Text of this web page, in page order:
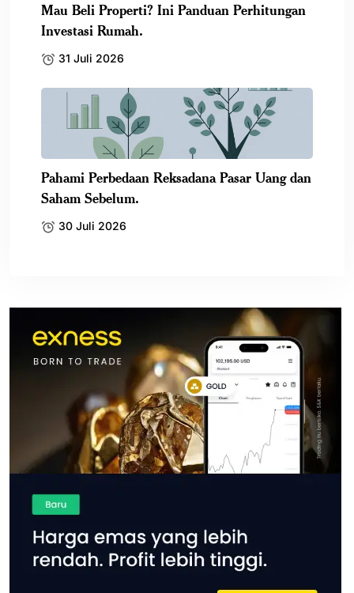
Mau Beli Properti? Ini Panduan Perhitungan
Investasi Rumah.
31 Juli 2026
Pahami Perbedaan Reksadana Pasar Uang dan
Saham Sebelum.
30 Juli 2026